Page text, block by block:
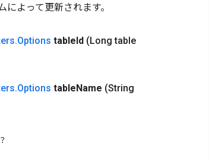
よって更新されます。
.Options tableId (Long table
.Options tableName (String